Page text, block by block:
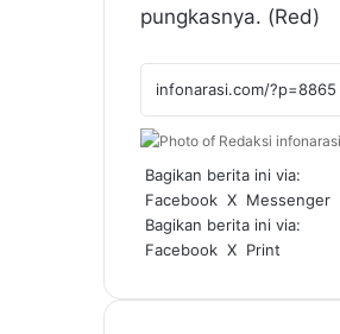
pungkasnya. (Red)
Bagikan berita ini via:
Facebook X Messenger
Bagikan berita ini via:
Facebook X Print